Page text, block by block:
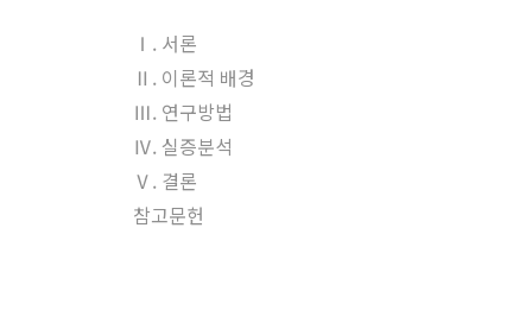
Ⅰ. 서론
Ⅱ. 이론적 배경
Ⅲ. 연구방법
Ⅳ. 실증분석
Ⅴ. 결론
참고문헌